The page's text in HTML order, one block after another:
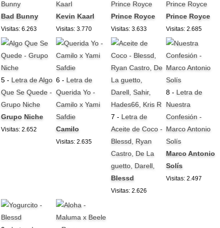
Bunny
Bad Bunny
Visitas: 6.263
Kaarl
Kevin Kaarl
Visitas: 3.770
Prince Royce
Prince Royce
Visitas: 3.633
Prince Royce
Prince Royce
Visitas: 2.685
5 - Letra de Algo
Que Se Quede -
Grupo Niche
Grupo Niche
Visitas: 2.652
6 - Letra de
Querida Yo -
Camilo x Yami
Safdie
Camilo
Visitas: 2.635
7 - Letra de
Aceite de Coco -
Blessd, Ryan
Castro, De La
guetto, Darell,
Blessd
Visitas: 2.626
8 - Letra de
Nuestra
Confesión -
Marco Antonio
Solís
Marco Antonio
Solís
Visitas: 2.497